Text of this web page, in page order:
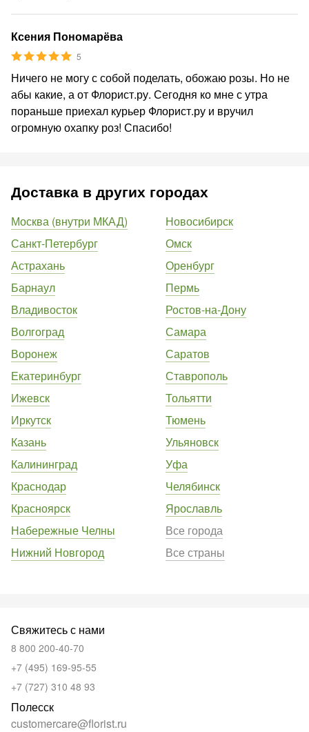
Ксения Пономарёва
5
Ничего не могу с собой поделать, обожаю розы. Но не
абы какие, а от Флорист.ру. Сегодня ко мне с утра
пораньше приехал курьер Флорист.ру и вручил
огромную охапку роз! Спасибо!
Доставка в других городах
Москва (внутри МКАД)
Санкт-Петербург
Астрахань
Барнаул
Владивосток
Волгоград
Воронеж
Екатеринбург
Ижевск
Иркутск
Казань
Калининград
Краснодар
Красноярск
Набережные Челны
Нижний Новгород
Новосибирск
Омск
Оренбург
Пермь
Ростов-на-Дону
Самара
Саратов
Ставрополь
Тольятти
Тюмень
Ульяновск
Уфа
Челябинск
Ярославль
Все города
Все страны
Свяжитесь с нами
8 800 200-40-70
+7 (495) 169-95-55
+7 (727) 310 48 93
Полесск
customercare@florist.ru